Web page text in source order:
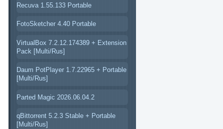
Recuva 1.55.133 Portable
FotoSketcher 4.40 Portable
VirtualBox 7.2.12.174389 + Extension
Pack [Multi/Rus]
Daum PotPlayer 1.7.22965 + Portable
[Multi/Rus]
Parted Magic 2026.06.04.2
qBittorrent 5.2.3 Stable + Portable
[Multi/Rus]